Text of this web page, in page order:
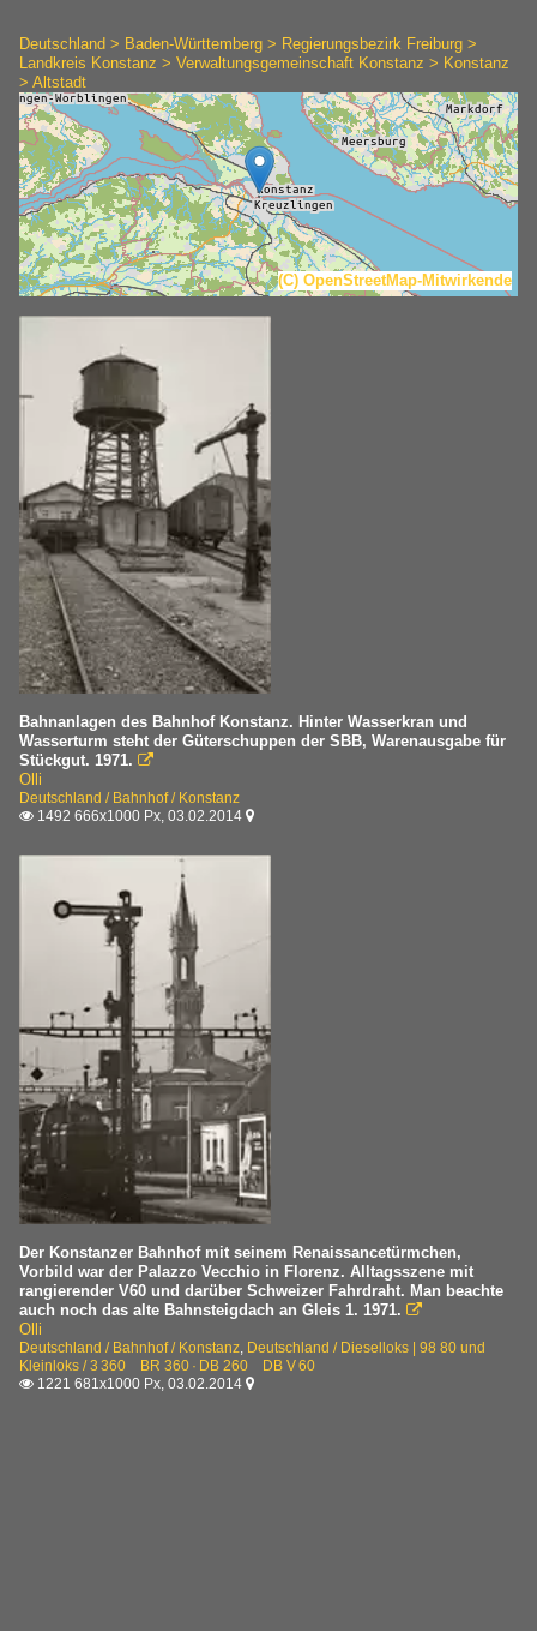
Deutschland > Baden-Württemberg > Regierungsbezirk Freiburg >
Landkreis Konstanz > Verwaltungsgemeinschaft Konstanz > Konstanz
> Altstadt
(C) OpenStreetMap-Mitwirkende
Bahnanlagen des Bahnhof Konstanz. Hinter Wasserkran und
Wasserturm steht der Güterschuppen der SBB, Warenausgabe für
Stückgut. 1971. 
Olli
Deutschland / Bahnhof / Konstanz
 1492 666x1000 Px, 03.02.2014 
Der Konstanzer Bahnhof mit seinem Renaissancetürmchen,
Vorbild war der Palazzo Vecchio in Florenz. Alltagsszene mit
rangierender V60 und darüber Schweizer Fahrdraht. Man beachte
auch noch das alte Bahnsteigdach an Gleis 1. 1971. 
Olli
Deutschland / Bahnhof / Konstanz, Deutschland / Dieselloks | 98 80 und
Kleinloks / 3 360 BR 360 · DB 260 DB V 60
 1221 681x1000 Px, 03.02.2014 